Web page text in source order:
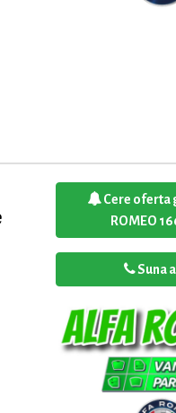
Cere oferta
ROMEO
Suna